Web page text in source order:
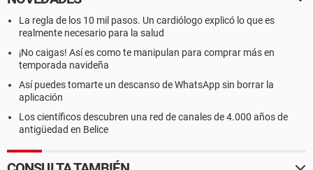
La regla de los 10 mil pasos. Un cardiólogo explicó lo que es
realmente necesario para la salud
¡No caigas! Así es como te manipulan para comprar más en
temporada navideña
Así puedes tomarte un descanso de WhatsApp sin borrar la
aplicación
Los científicos descubren una red de canales de 4.000 años de
antigüedad en Belice